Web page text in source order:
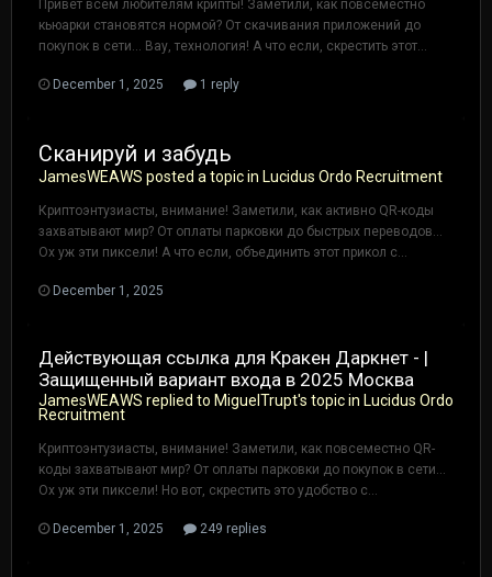
Привет всем любителям крипты! Заметили, как повсеместно
кьюарки становятся нормой? От скачивания приложений до
покупок в сети... Вау, технология! А что если, скрестить этот...
December 1, 2025 1 reply
Сканируй и забудь
JamesWEAWS posted a topic in Lucidus Ordo Recruitment
Криптоэнтузиасты, внимание! Заметили, как активно QR-коды
захватывают мир? От оплаты парковки до быстрых переводов...
Ох уж эти пиксели! А что если, объединить этот прикол с...
December 1, 2025
Действующая ссылка для Кракен Даркнет - |
Защищенный вариант входа в 2025 Москва
JamesWEAWS replied to MiguelTrupt's topic in Lucidus Ordo
Recruitment
Криптоэнтузиасты, внимание! Заметили, как повсеместно QR-
коды захватывают мир? От оплаты парковки до покупок в сети...
Ох уж эти пиксели! Но вот, скрестить это удобство с...
December 1, 2025 249 replies